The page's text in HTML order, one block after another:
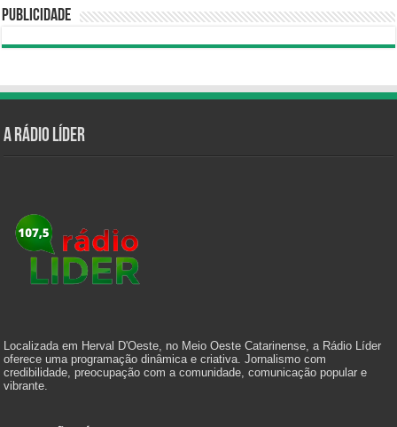
Publicidade
A Rádio Líder
Localizada em Herval D'Oeste, no Meio Oeste Catarinense, a Rádio Líder
oferece uma programação dinâmica e criativa. Jornalismo com
credibilidade, preocupação com a comunidade, comunicação popular e
vibrante.